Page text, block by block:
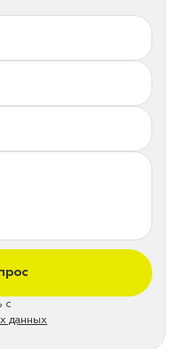
с
данных